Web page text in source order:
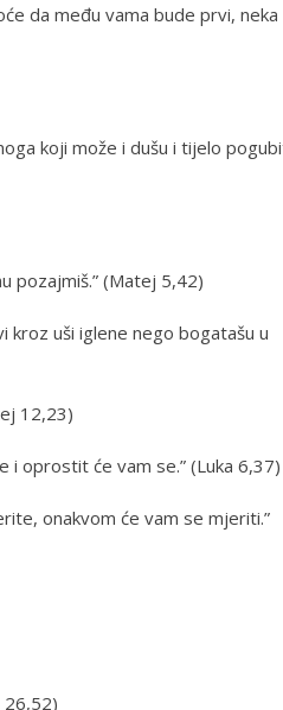
da među vama bude prvi, neka
koji može i dušu i tijelo
pozajmiš.” (Matej 5,42)
kroz uši iglene nego bogatašu u
12,23)
oprostit će vam se.” (Luka 6,37)
onakvom će vam se mjeriti.”
26,52)